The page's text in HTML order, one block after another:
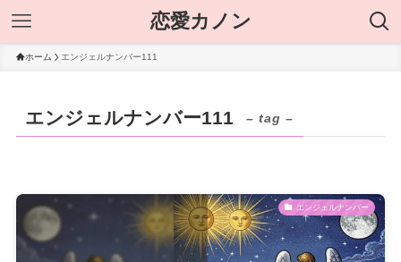
恋愛カノン
ホーム エンジェルナンバー111
エンジェルナンバー111 – tag –
エンジェルナンバー